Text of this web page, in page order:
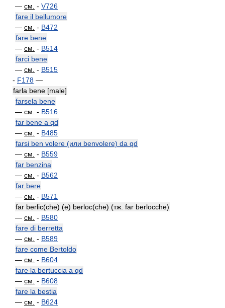
— см. - V726
fare il bellumore
— см. - B472
fare bene
— см. - B514
farci bene
— см. - B515
- F178 —
farla bene [male]
farsela bene
— см. - B516
far bene a qd
— см. - B485
farsi ben volere (или benvolere) da qd
— см. - B559
far benzina
— см. - B562
far bere
— см. - B571
far berlic(che) (e) berloc(che) (тж. far berlocche)
— см. - B580
fare di berretta
— см. - B589
fare come Bertoldo
— см. - B604
fare la bertuccia a qd
— см. - B608
fare la bestia
— см. - B624